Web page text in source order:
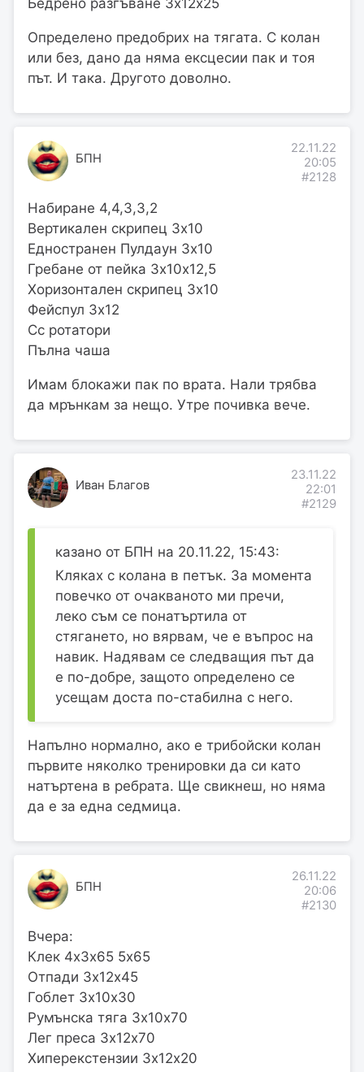
Бедрено разгъване 3х12х25
Определено предобрих на тягата. С колан
или без, дано да няма ексцесии пак и тоя
път. И така. Другото доволно.
БПН
22.11.22
20:05
#2128
Набиране 4,4,3,3,2
Вертикален скрипец 3х10
Едностранен Пулдаун 3х10
Гребане от пейка 3х10х12,5
Хоризонтален скрипец 3х10
Фейспул 3х12
Сс ротатори
Пълна чаша
Имам блокажи пак по врата. Нали трябва
да мрънкам за нещо. Утре почивка вече.
Иван Благов
23.11.22
22:01
#2129
казано от БПН на 20.11.22, 15:43:
Кляках с колана в петък. За момента
повечко от очакваното ми пречи,
леко съм се понатъртила от
стягането, но вярвам, че е въпрос на
навик. Надявам се следващия път да
е по-добре, защото определено се
усещам доста по-стабилна с него.
Напълно нормално, ако е трибойски колан
първите няколко тренировки да си като
натъртена в ребрата. Ще свикнеш, но няма
да е за една седмица.
БПН
26.11.22
20:06
#2130
Вчера:
Клек 4х3х65 5х65
Отпади 3х12х45
Гоблет 3х10х30
Румънска тяга 3х10х70
Лег преса 3х12х70
Хиперекстензии 3х12х20